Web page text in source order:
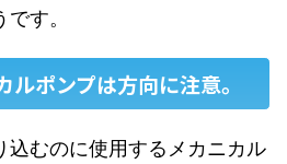
す。
ポンプは方向に注意。
込むのに使用するメカニカル